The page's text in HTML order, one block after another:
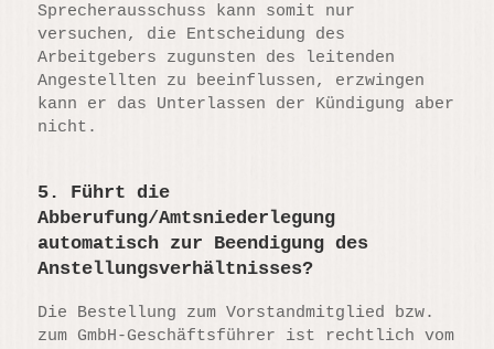
Sprecherausschuss kann somit nur
versuchen, die Entscheidung des
Arbeitgebers zugunsten des leitenden
Angestellten zu beeinflussen, erzwingen
kann er das Unterlassen der Kündigung aber
nicht.
5. Führt die
Abberufung/Amtsniederlegung
automatisch zur Beendigung des
Anstellungsverhältnisses?
Die Bestellung zum Vorstandmitglied bzw.
zum GmbH-Geschäftsführer ist rechtlich vom